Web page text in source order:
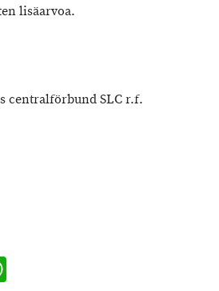
lisäarvoa.
centralförbund SLC r.f.